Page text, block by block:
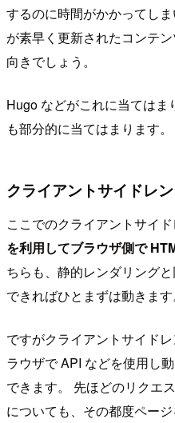
するのに時間がかかってし
が素早く更新されたコンテ
向きでしょう。
Hugo などがこれに当ては
も部分的に当てはまります。
クライアントサイドレ
ここでのクライアントサイ
を利用してブラウザ側で
ちらも、静的レンダリング
できればひとまずは動きます
ですがクライアントサイド
ラウザで API などを使用し
できます。 先ほどのリクエ
についても、その都度ペー